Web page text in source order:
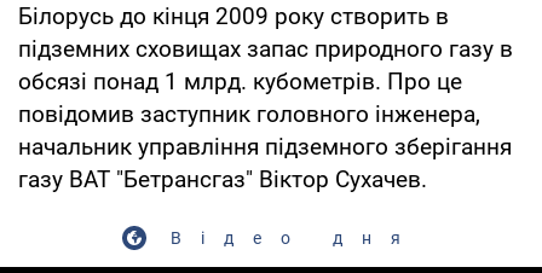
Білорусь до кінця 2009 року створить в
підземних сховищах запас природного газу в
обсязі понад 1 млрд. кубометрів. Про це
повідомив заступник головного інженера,
начальник управління підземного зберігання
газу ВАТ "Бетрансгаз" Віктор Сухачев.
Відео дня